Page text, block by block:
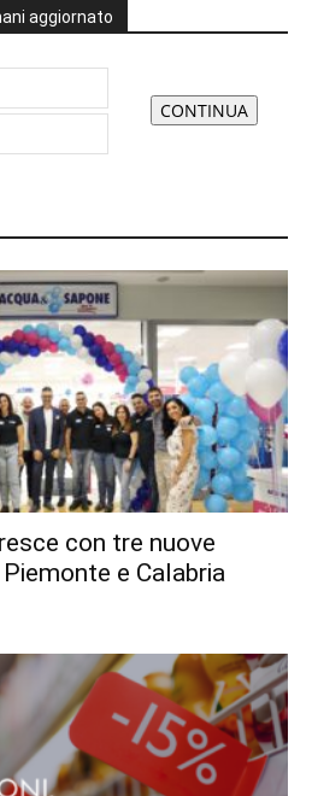
aggiornato
con tre nuove
e Calabria